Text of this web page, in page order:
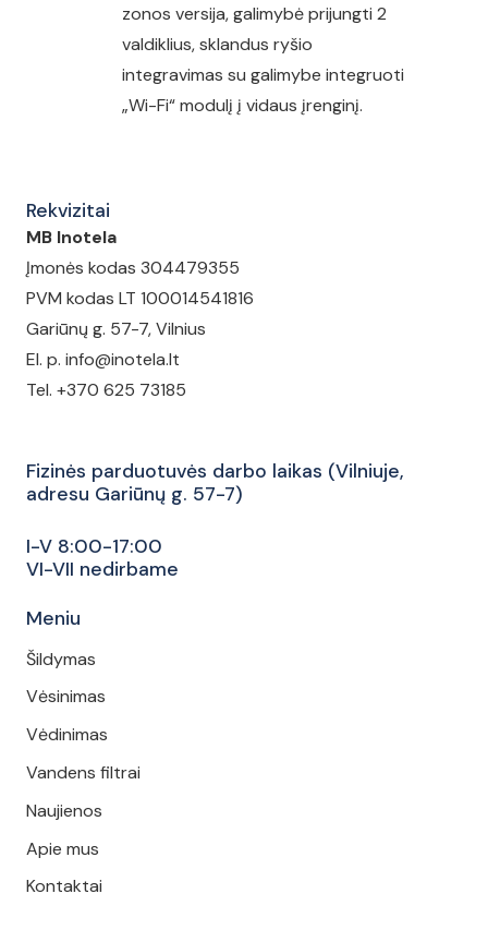
zonos versija, galimybė prijungti 2
valdiklius, sklandus ryšio
integravimas su galimybe integruoti
„Wi-Fi“ modulį į vidaus įrenginį.
Rekvizitai
MB Inotela
Įmonės kodas 304479355
PVM kodas LT 100014541816
Gariūnų g. 57-7, Vilnius
El. p. info@inotela.lt
Tel. +370 625 73185
Fizinės parduotuvės darbo laikas (Vilniuje,
adresu Gariūnų g. 57-7)
I-V 8:00-17:00
VI-VII nedirbame
Meniu
Šildymas
Vėsinimas
Vėdinimas
Vandens filtrai
Naujienos
Apie mus
Kontaktai